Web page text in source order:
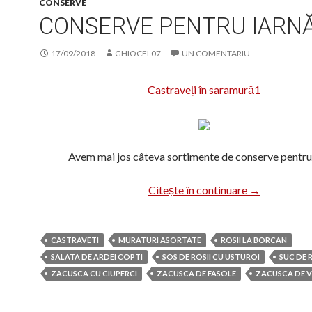
CONSERVE
CONSERVE PENTRU
17/09/2018 GHIOCEL07 UN COMENTARIU
Castraveți în saramură1
Avem mai jos câteva sortimente de conserve
Citește în continuare Conserve
→
CASTRAVETI MURATURI ASORTATE
ROSII LA BORCAN
SALATA DE ARDEI COPTI
SOS DE ROSII CU USTUROI
SUC DE
ZACUSCA CU CIUPERCI
ZACUSCA DE FASOLE ZACUSCA DE